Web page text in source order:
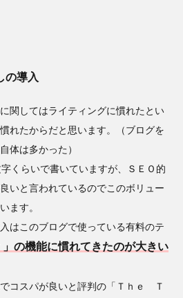
の導入
関してはライティングに慣れたとい
れたからだと思います。（ブログを
体は多かった）
くらいで書いていますが、ＳＥＯ的
いと言われているのでこのボリュー
ます。
はこのブログで使っている有料のテ
の機能に慣れてきたのが大きい
コスパが良いと評判の「Ｔｈｅ Ｔ